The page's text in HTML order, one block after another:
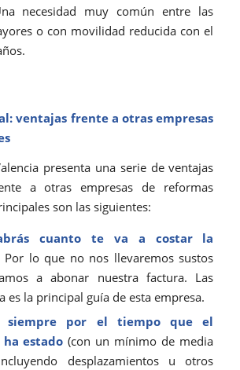
necesidad muy común entre las
o con movilidad reducida con el
ventajas frente a otras empresas
presenta una serie de ventajas
a otras empresas de reformas
son las siguientes:
cuanto te va a costar la
Por lo que no nos llevaremos sustos
a abonar nuestra factura. Las
es la principal guía de esta empresa.
siempre por el tiempo que el
estado (con un mínimo de media
desplazamientos u otros